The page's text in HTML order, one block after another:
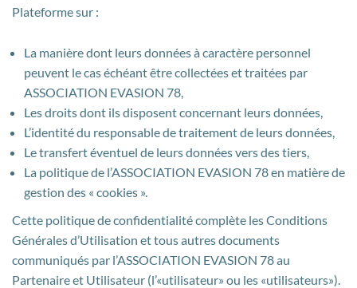
Plateforme sur :
La manière dont leurs données à caractère personnel
peuvent le cas échéant être collectées et traitées par
ASSOCIATION EVASION 78,
Les droits dont ils disposent concernant leurs données,
L’identité du responsable de traitement de leurs données,
Le transfert éventuel de leurs données vers des tiers,
La politique de l’ASSOCIATION EVASION 78 en matière de
gestion des « cookies ».
Cette politique de confidentialité complète les Conditions
Générales d’Utilisation et tous autres documents
communiqués par l’ASSOCIATION EVASION 78 au
Partenaire et Utilisateur (l’«utilisateur» ou les «utilisateurs»).